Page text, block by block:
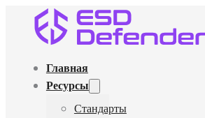
Главная
Ресурсы
Стандарты